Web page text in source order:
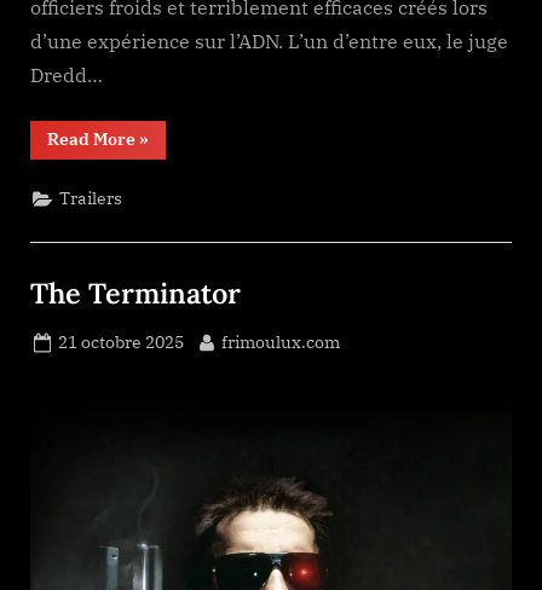
officiers froids et terriblement efficaces créés lors
d’une expérience sur l’ADN. L’un d’entre eux, le juge
Dredd…
Read More“Judge
Dredd”
»
Trailers
The Terminator
Posted
21 octobre 2025 By
frimoulux.com